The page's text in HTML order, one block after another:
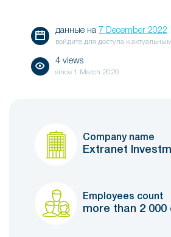
данные на 7 December 2022
войдите для доступа к
4 views
since 1 March 2020
Company name
Extranet
Employees count
more than 2 000